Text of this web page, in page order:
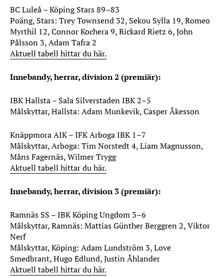
BC Luleå – Köping Stars 89–83
Poäng, Stars: Trey Townsend 32, Sekou Sylla 19, Romeo
Myrthil 12, Connor Kochera 9, Rickard Rietz 6, John
Pålsson 3, Adam Tafra 2
Aktuell tabell hittar du här.
Innebandy, herrar, division 2 (premiär):
IBK Hallsta – Sala Silverstaden IBK 2–5
Målskyttar, Hallsta: Adam Munkevik, Casper Åkesson
Knäppmora AIK – IFK Arboga IBK 1–7
Målskyttar, Arboga: Tim Norstedt 4, Liam Magnusson,
Måns Fagernäs, Wilmer Trygg
Aktuell tabell hittar du här.
Innebandy, herrar, division 3 (premiär):
Ramnäs SS – IBK Köping Ungdom 3–6
Målskyttar, Ramnäs: Mattias Günther Berggren 2, Viktor
Nerf
Målskyttar, Köping: Adam Lundström 3, Love
Smedbrant, Hugo Edlund, Justin Åhlander
Aktuell tabell hittar du här.